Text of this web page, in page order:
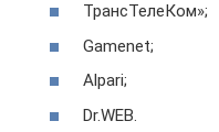
ТрансТелеКом»;
Gamenet;
Alpari;
Dr.WEB.